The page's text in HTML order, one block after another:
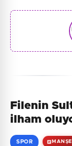
Filenin
ilham
SPOR